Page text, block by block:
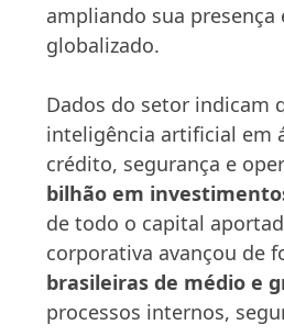
ampliando sua
globalizado.
Dados do setor indicam
inteligência artificial em
crédito, segurança e
bilhão em
de todo o capital
corporativa avançou de
brasileiras de médio e
processos internos,